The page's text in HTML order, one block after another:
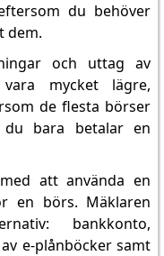
du behöver
dem.
och uttag av
mycket lägre,
de flesta börser
bara betalar en
att använda en
en börs. Mäklaren
bankkonto,
e-plånböcker samt